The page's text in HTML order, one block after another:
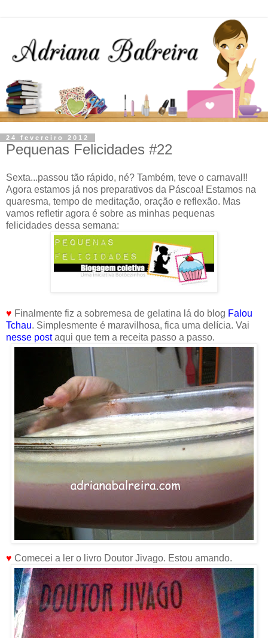
24 fevereiro 2012
Pequenas Felicidades #22
Sexta...passou tão rápido, né? Também, teve o carnaval!!
Agora estamos já nos preparativos da Páscoa! Estamos na
quaresma, tempo de meditação, oração e reflexão. Mas
vamos refletir agora é sobre as minhas pequenas
felicidades dessa semana:
♥ Finalmente fiz a sobremesa de gelatina lá do blog Falou
Tchau. Simplesmente é maravilhosa, fica uma delícia. Vai
nesse postaqui que tem a receita passo a passo.
♥ Comecei a ler o livro Doutor Jivago. Estou amando.